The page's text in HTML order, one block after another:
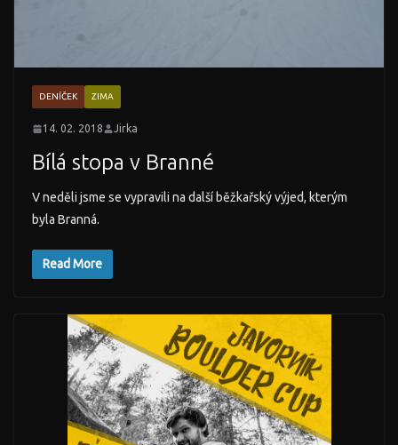
DENÍČEK ZIMA
14. 02. 2018 Jirka
Bílá stopa v Branné
V neděli jsme se vypravili na další běžkařský výjed, kterým
byla Branná.
Read More